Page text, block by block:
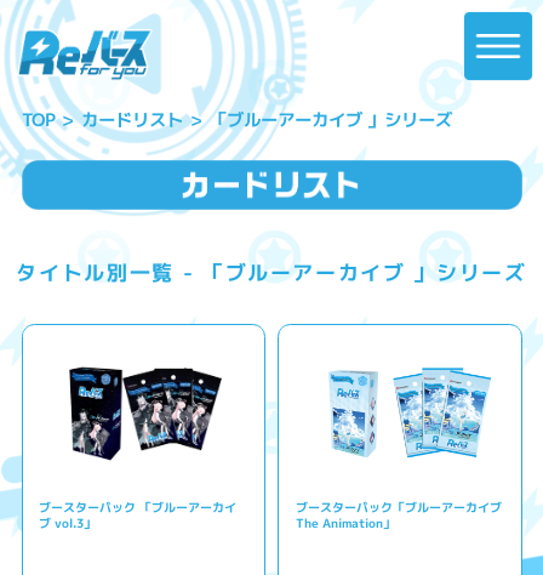
TOP カードリスト 「ブルーアーカイブ 」シリーズ
タイトル別一覧 - 「ブルーアーカイブ 」シリーズ
ブースターパック 「ブルーアーカイ
ブ vol.3」
ブースターパック「ブルーアーカイブ
The Animation」